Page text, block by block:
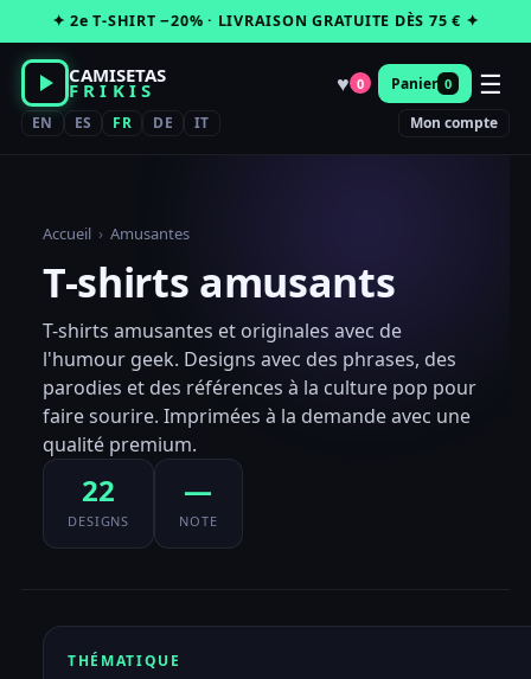
au
contenu
✦ 2e T-SHIRT −20% · LIVRAISON GRATUITE DÈS 75 € ✦
CAMISETAS
FRIKIS ♥ 0 Panier 0 ☰
EN ES FR DE IT Mon compte
Accueil › Amusantes
T-shirts amusants
T-shirts amusantes et originales avec de
l'humour geek. Designs avec des phrases, des
parodies et des références à la culture pop pour
faire sourire. Imprimées à la demande avec une
qualité premium.
22
DESIGNS
—
NOTE
THÉMATIQUE